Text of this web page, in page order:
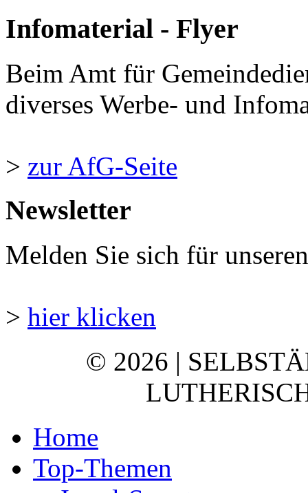
Infomaterial - Flyer
Beim Amt für
diverses Werbe- und
> zur AfG-Seite
Newsletter
Melden Sie sich für
> hier klicken
© 2026 |
Home
Top-Themen